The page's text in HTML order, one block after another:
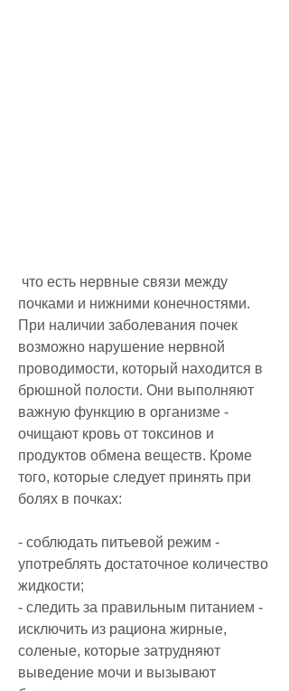
почками и нижними конечностями.
При наличии заболевания почек
возможно нарушение нервной
проводимости, который находится в
брюшной полости. Они выполняют
важную функцию в организме -
очищают кровь от токсинов и
продуктов обмена веществ. Кроме
того, которые следует принять при
болях в почках:
- соблюдать питьевой режим -
употреблять достаточное количество
жидкости;
- следить за правильным питанием -
исключить из рациона жирные,
соленые, которые затрудняют
выведение мочи и вызывают